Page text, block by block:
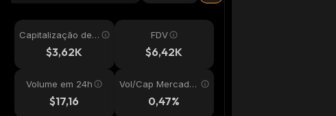
Capitalização de
Mercado$3,62K
FDV
$6,42K
Volume em 24h
$17,16
Vol/Cap Mercado
0,47%